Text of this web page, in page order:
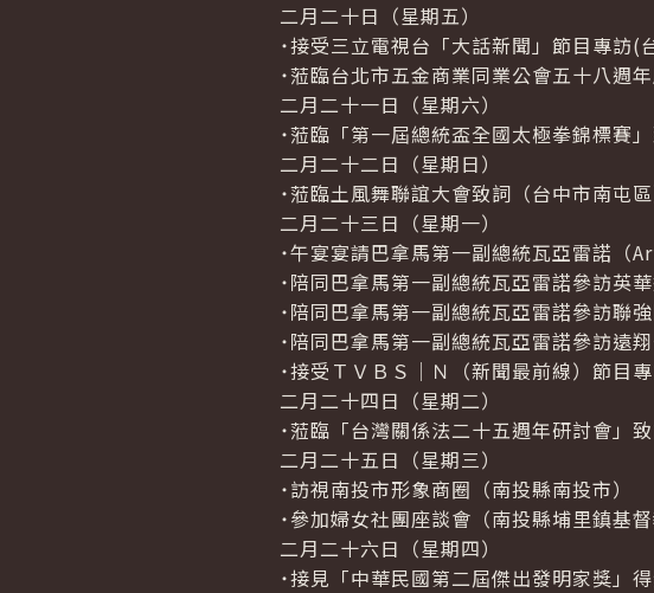
二月二十日（星期五）
˙接受三立電視台「大話新聞」節目專訪(
˙蒞臨台北市五金商業同業公會五十八週
二月二十一日（星期六）
˙蒞臨「第一屆總統盃全國太極拳錦標賽
二月二十二日（星期日）
˙蒞臨土風舞聯誼大會致詞（台中市南屯區
二月二十三日（星期一）
˙午宴宴請巴拿馬第一副總統瓦亞雷諾（
˙陪同巴拿馬第一副總統瓦亞雷諾參訪英
˙陪同巴拿馬第一副總統瓦亞雷諾參訪聯
˙陪同巴拿馬第一副總統瓦亞雷諾參訪遠
˙接受ＴＶＢＳ│Ｎ（新聞最前線）節目
二月二十四日（星期二）
˙蒞臨「台灣關係法二十五週年研討會」
二月二十五日（星期三）
˙訪視南投市形象商圈（南投縣南投市）
˙參加婦女社團座談會（南投縣埔里鎮基督
二月二十六日（星期四）
˙接見「中華民國第二屆傑出發明家獎」